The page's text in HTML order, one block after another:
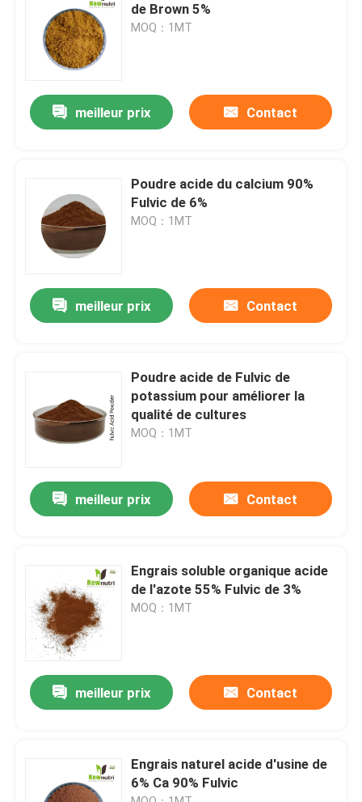
Au sujet de nous
Visite d'usine
Contactez-nous
Demandez une citation
Engrais organique d'acide humique
Engrais organique d'azote
de Brown 5%
MOQ：1MT
meilleur prix Contact
Poudre acide du calcium 90%
Fulvic de 6%
MOQ：1MT
meilleur prix Contact
Poudre acide de Fulvic de
potassium pour améliorer la
qualité de cultures
MOQ：1MT
meilleur prix Contact
Engrais soluble organique acide
de l'azote 55% Fulvic de 3%
MOQ：1MT
meilleur prix Contact
Engrais naturel acide d'usine de
6% Ca 90% Fulvic